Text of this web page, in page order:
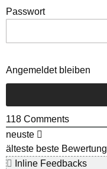
Passwort
Angemeldet bleiben
118 Comments
neuste
älteste beste Bewertung
Inline Feedbacks